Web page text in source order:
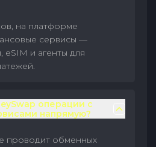
на платформе
сервисы —
eSIM и агенты для
операции с
напрямую?
проводит обменных